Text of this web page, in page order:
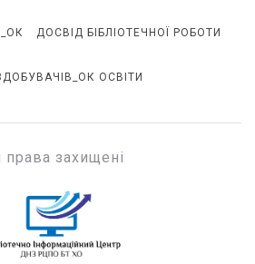
ДОСВІД БІБЛІОТЕЧНОЇ РОБОТИ
ОСВІТИ
права захищені
РЦПО БТ ХО